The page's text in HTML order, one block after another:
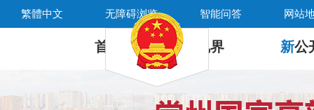
繁體中文 无障碍浏览 智能问答 网站
首 页 新 视界 新公